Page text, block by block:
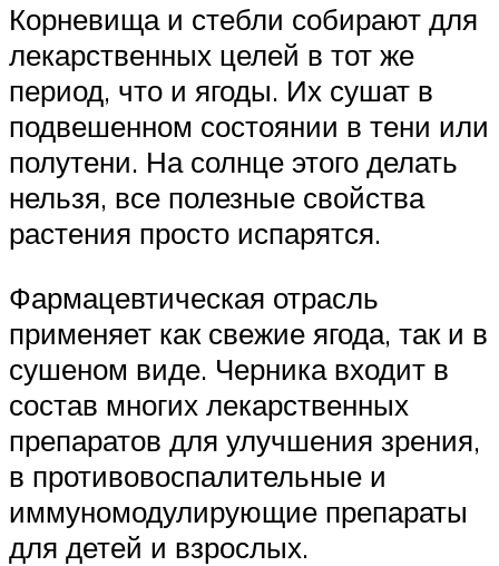
Корневища и стебли собирают для
лекарственных целей в тот же
период, что и ягоды. Их сушат в
подвешенном состоянии в тени или
полутени. На солнце этого делать
нельзя, все полезные свойства
растения просто испарятся.
Фармацевтическая отрасль
применяет как свежие ягода, так и в
сушеном виде. Черника входит в
состав многих лекарственных
препаратов для улучшения зрения,
в противовоспалительные и
иммуномодулирующие препараты
для детей и взрослых.